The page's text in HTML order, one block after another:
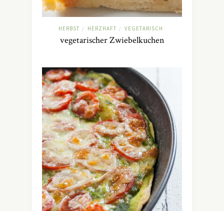
HERBST / HERZHAFT / VEGETARISCH
vegetarischer Zwiebelkuchen